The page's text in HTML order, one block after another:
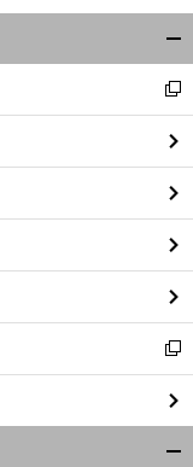
閉
る
新
し
い
ウ
ィ
ン
ド
ウ
で
開
く
新
し
い
ウ
ィ